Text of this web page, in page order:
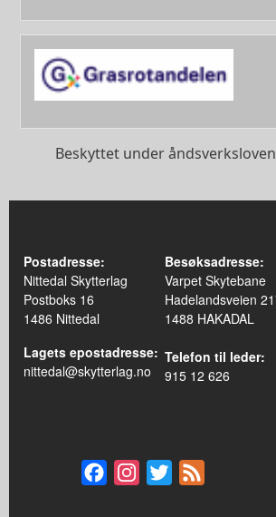
Beskyttet under
Postadresse:
Nittedal Skytterlag
Postboks 16
1486 Nittedal
Lagets epostadresse:
nittedal@skytterlag.no
Besøksadresse:
Varpet Skytebane
Hadelandsveien
1488 HAKADAL
Telefon til leder:
915 12 626
FacebookInstagram
Twitter